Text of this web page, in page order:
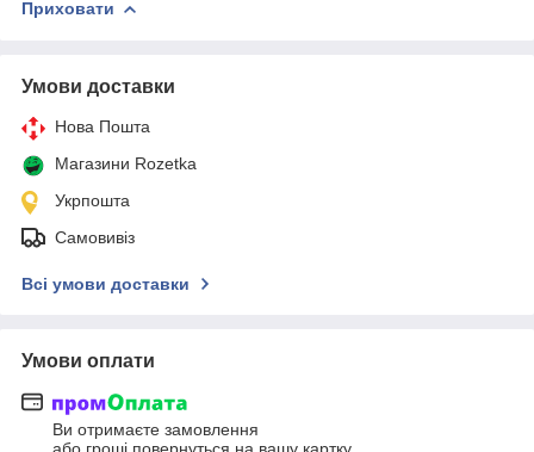
Приховати
Умови доставки
Нова Пошта
Магазини Rozetka
Укрпошта
Самовивіз
Всі умови доставки
Умови оплати
Ви отримаєте замовлення